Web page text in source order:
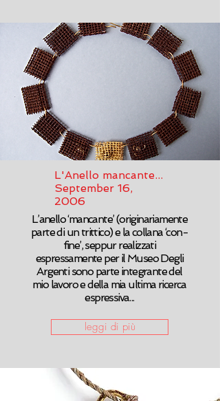
L'Anello mancante...
September 16,
2006
L’anello ‘mancante’ (originariamente
parte di un trittico) e la collana ‘con-
fine’, seppur realizzati
espressamente per il Museo Degli
Argenti sono parte integrante del
mio lavoro e della mia ultima ricerca
espressiva...
leggi di più